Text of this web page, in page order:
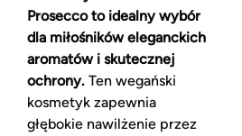
Prosecco to idealny wybór
dla miłośników eleganckich
aromatów i skutecznej
ochrony.Ten wegański
kosmetyk zapewnia
głębokie nawilżenie przez